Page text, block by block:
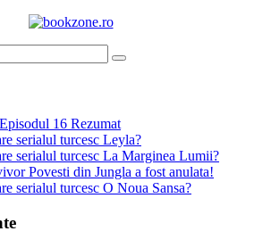
16 Rezumat
serialul turcesc Leyla?
serialul turcesc La Marginea Lumii?
Povesti din Jungla a fost anulata!
serialul turcesc O Noua Sansa?